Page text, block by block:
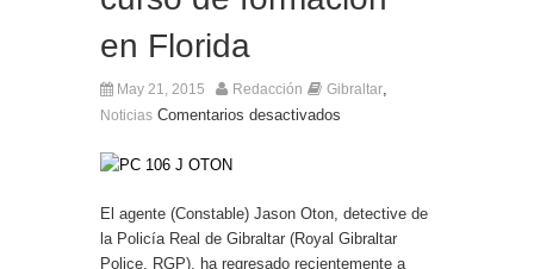
en Florida
May 21, 2015 Redacción Gibraltar,
Noticias Comentarios desactivados
El agente (Constable) Jason Oton, detective de
la Policía Real de Gibraltar (Royal Gibraltar
Police, RGP), ha regresado recientemente a